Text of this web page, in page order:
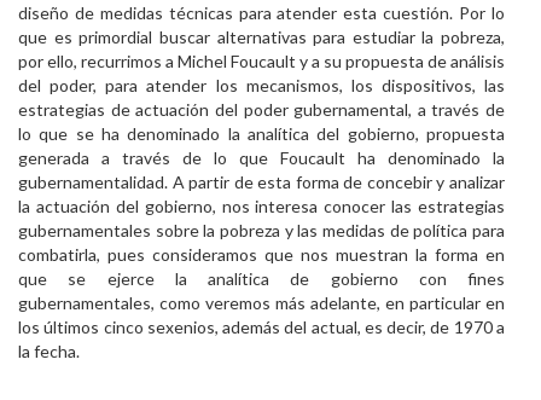
diseño de medidas técnicas para atender esta cuestión. Por lo
que es primordial buscar alternativas para estudiar la pobreza,
por ello, recurrimos a Michel Foucault y a su propuesta de análisis
del poder, para atender los mecanismos, los dispositivos, las
estrategias de actuación del poder gubernamental, a través de
lo que se ha denominado la analítica del gobierno, propuesta
generada a través de lo que Foucault ha denominado la
gubernamentalidad. A partir de esta forma de concebir y analizar
la actuación del gobierno, nos interesa conocer las estrategias
gubernamentales sobre la pobreza y las medidas de política para
combatirla, pues consideramos que nos muestran la forma en
que se ejerce la analítica de gobierno con fines
gubernamentales, como veremos más adelante, en particular en
los últimos cinco sexenios, además del actual, es decir, de 1970 a
la fecha.